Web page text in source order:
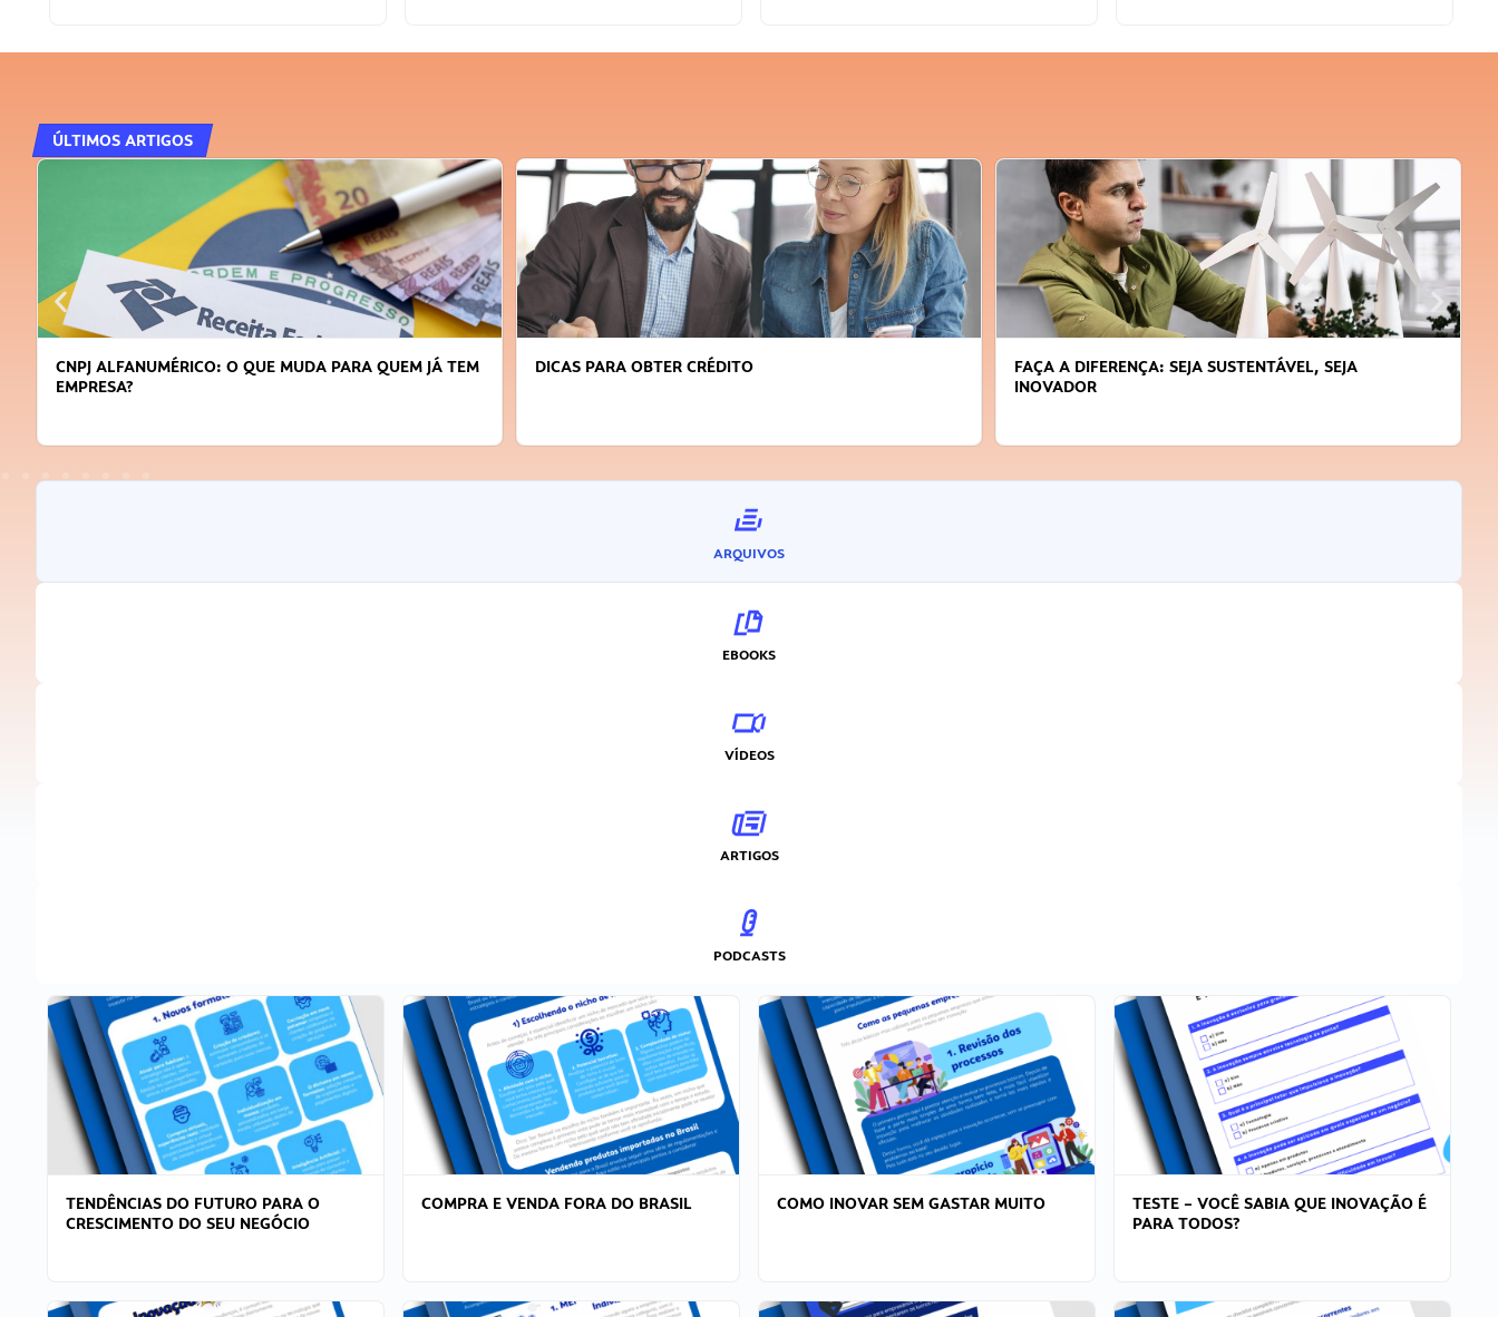
ÚLTIMOS ARTIGOS
CNPJ ALFANUMÉRICO: O QUE MUDA PARA QUEM JÁ TEM
EMPRESA?
DICAS PARA OBTER CRÉDITO
FAÇA A DIFERENÇA: SEJA SUSTENTÁVEL, SEJA
INOVADOR
ARQUIVOS
EBOOKS
VÍDEOS
ARTIGOS
PODCASTS
TENDÊNCIAS DO FUTURO PARA O
CRESCIMENTO DO SEU NEGÓCIO
COMPRA E VENDA FORA DO BRASIL COMO INOVAR SEM GASTAR MUITO
TESTE – VOCÊ SABIA QUE INOVAÇÃO É
PARA TODOS?